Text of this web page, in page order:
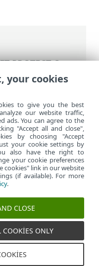
PROTECT On-
Web
ürünleri ve
your cookies
to give you the best
our website traffic,
ads. You can agree to the
"Accept all and close",
by choosing "Accept
your cookie settings by
also have the right to
your cookie preferences
cookies" link in our website
(if available). For more
.
CLOSE
COOKIES ONLY